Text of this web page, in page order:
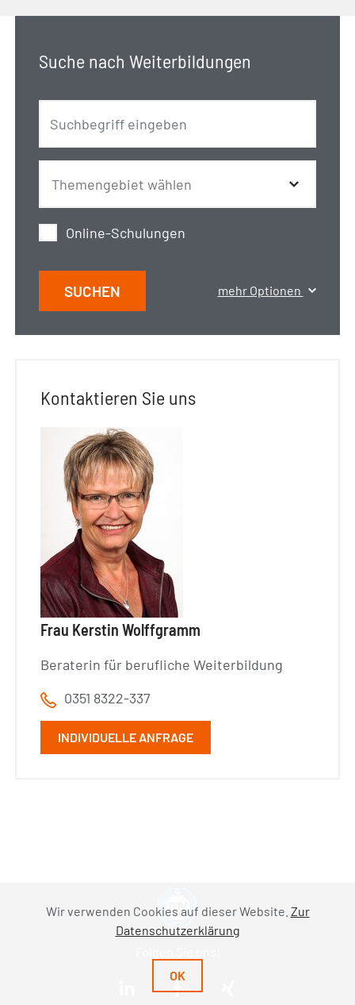
Wir verwenden Cookies auf dieser Website. Zur
Datenschutzerklärung
OK
Suche nach Weiterbildungen
Online-Schulungen
SUCHEN mehr Optionen
Kontaktieren Sie uns
Frau Kerstin Wolffgramm
Beraterin für berufliche Weiterbildung
0351 8322-337
INDIVIDUELLE ANFRAGE